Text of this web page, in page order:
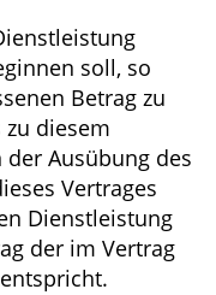
soll, so
Betrag zu
diesem
Ausübung des
Vertrages
Dienstleistung
der im Vertrag